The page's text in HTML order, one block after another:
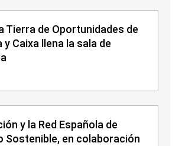
Tierra de Oportunidades de
y Caixa llena la sala de
y la Red Española de
Sostenible, en colaboración